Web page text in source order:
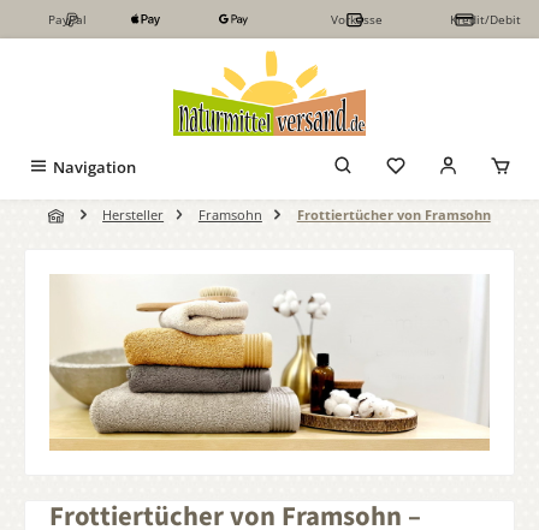
Zum Hauptinhalt springen
PayPal Vorkasse Kredit/Debit
Navigation
Hersteller Framsohn Frottiertücher von Framsohn
Frottiertücher von Framsohn –